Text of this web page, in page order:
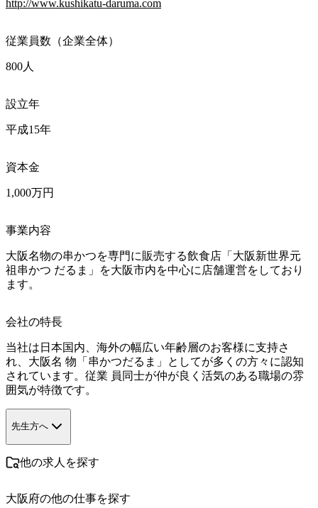
http://www.kushikatu-daruma.com
従業員数（企業全体）
800人
設立年
平成15年
資本金
1,000万円
事業内容
大阪名物の串かつを専門に販売する飲食店「大阪新世界元
祖串かつ だるま」を大阪市内を中心に店舗運営をしており
ます。
会社の特長
当社は日本国内、海外の幅広い年齢層のお客様に支持さ
れ、大阪名 物「串かつだるま」としてが多くの方々に認知
されています。従業 員同士が仲が良く活気のある職場の雰
囲気が特徴です。
先生方へ
他の求人を探す
大阪府の他の仕事を探す